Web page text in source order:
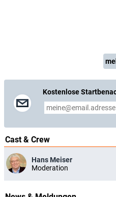
Kostenlose
Cast & Crew
Hans Meiser
Moderation